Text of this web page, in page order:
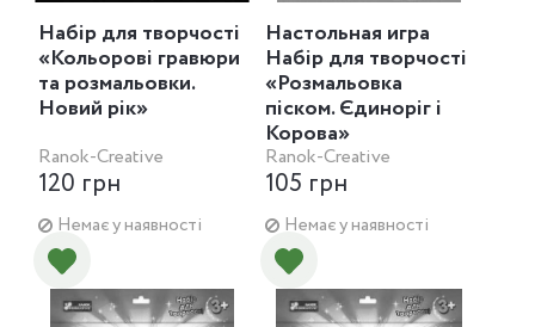
Набір для творчості
«Кольорові гравюри
та розмальовки.
Новий рік»
Ranok-Creative
120 грн
Немає у наявності
Настольная игра
Набір для творчості
«Розмальовка
піском. Єдиноріг і
Корова»
Ranok-Creative
105 грн
Немає у наявності